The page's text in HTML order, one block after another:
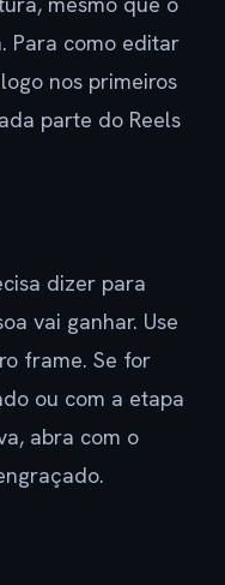
Para como editar
nos primeiros
parte do Reels
dizer para
vai ganhar. Use
frame. Se for
ou com a etapa
abra com o